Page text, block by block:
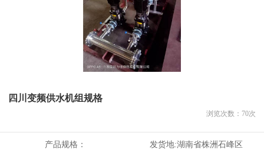
四川变频供水机组规格
浏览次数： 70次
产品规格： 发货地:湖南省株洲石峰区